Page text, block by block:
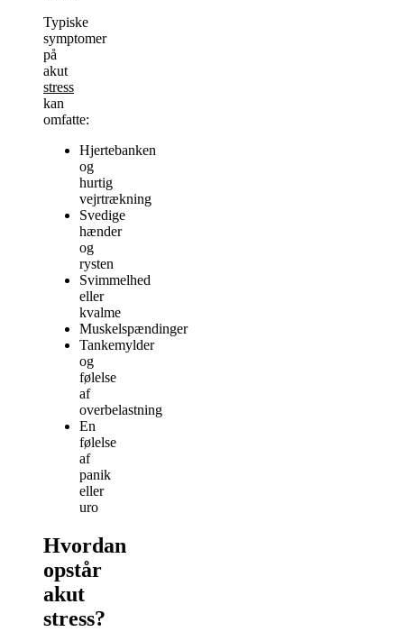
Typiske
symptomer
på
akut
stress
kan
omfatte:
Hjertebanken
og
hurtig
vejrtrækning
Svedige
hænder
og
rysten
Svimmelhed
eller
kvalme
Muskelspændinger
Tankemylder
og
følelse
af
overbelastning
En
følelse
af
panik
eller
uro
Hvordan
opstår
akut
stress?